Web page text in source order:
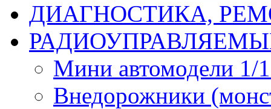
ДИАГНОСТИКА,
Мини автомодели 1/
Внедорожники